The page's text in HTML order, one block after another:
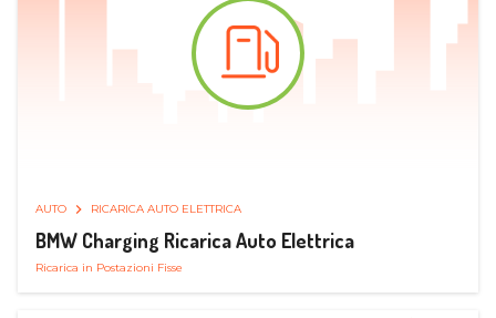
AUTO RICARICA AUTO ELETTRICA
BMW Charging Ricarica Auto Elettrica
Ricarica in Postazioni Fisse